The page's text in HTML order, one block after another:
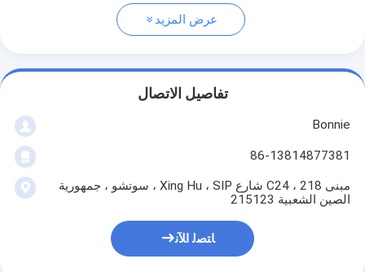
عرض المزيد
تفاصيل الاتصال
Bonnie
86-13814877381
مبنى C24 ، 218 شارع Xing Hu ، SIP ، سوتشو ، جمهورية
الصين الشعبية 215123
ﺎﺘﺼﻟ ﺍﻶﻧ